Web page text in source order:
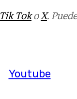
Youtube
Tik TokoX.